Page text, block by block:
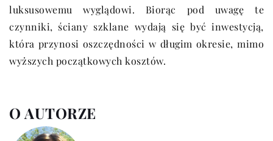
luksusowemu wyglądowi. Biorąc pod uwagę te
czynniki, ściany szklane wydają się być inwestycją,
która przynosi oszczędności w długim okresie, mimo
wyższych początkowych kosztów.
O AUTORZE